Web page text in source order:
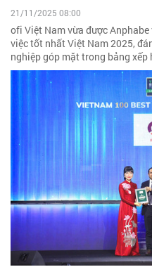
21/11/2025 08:00
ofi Việt Nam vừa được
việc tốt nhất Việt Nam 2025,
nghiệp góp mặt trong bảng xếp